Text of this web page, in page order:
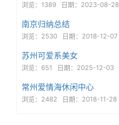
浏览：1389 日期：2023-08-28
南京归纳总结
浏览：2530 日期：2018-12-07
苏州可爱系美女
浏览：651 日期：2025-12-03
常州爱情海休闲中心
浏览：2482 日期：2018-11-28